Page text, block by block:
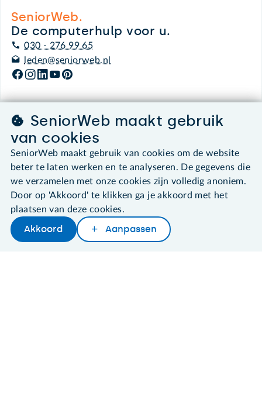
Later lezen Delen Woordenboek
SeniorWeb.
De computerhulp voor u.
030 - 276 99 65
leden@seniorweb.nl
©2026 SeniorWeb
Algemene voorwaarden
Cookies en cookie-instellingen
Disclaimer
Privacybeleid
About SeniorWeb
SeniorWeb maakt gebruik
van cookies
SeniorWeb maakt gebruik van cookies om de website
beter te laten werken en te analyseren. De gegevens die
we verzamelen met onze cookies zijn volledig anoniem.
Door op 'Akkoord' te klikken ga je akkoord met het
plaatsen van deze cookies.
Akkoord Aanpassen